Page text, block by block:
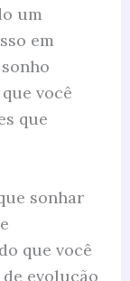
um
em
você
que
sonhar
que você
evolução